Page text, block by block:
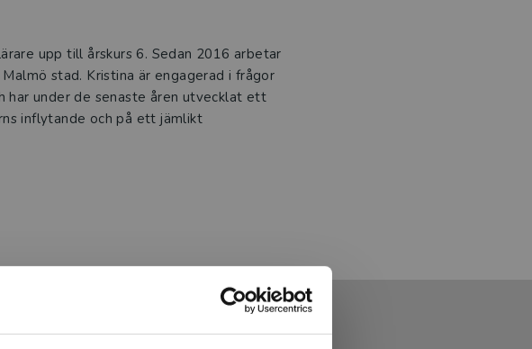
upp till årskurs 6. Sedan 2016 arbetar
stad. Kristina är engagerad i frågor
har under de senaste åren utvecklat ett
inflytande och på ett jämlikt